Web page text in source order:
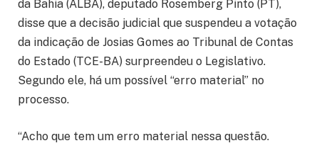
da Bahia (ALBA), deputado Rosemberg Pinto (PT),
disse que a decisão judicial que suspendeu a votação
da indicação de Josias Gomes ao Tribunal de Contas
do Estado (TCE-BA) surpreendeu o Legislativo.
Segundo ele, há um possível “erro material” no
processo.
“Acho que tem um erro material nessa questão.